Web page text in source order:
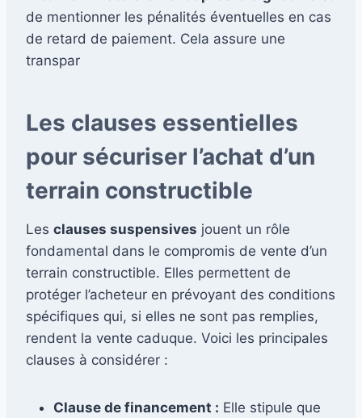
de mentionner les pénalités éventuelles en cas
de retard de paiement. Cela assure une
transpar
Les clauses essentielles
pour sécuriser l’achat d’un
terrain constructible
Les clauses suspensives jouent un rôle
fondamental dans le compromis de vente d’un
terrain constructible. Elles permettent de
protéger l’acheteur en prévoyant des conditions
spécifiques qui, si elles ne sont pas remplies,
rendent la vente caduque. Voici les principales
clauses à considérer :
Clause de financement : Elle stipule que